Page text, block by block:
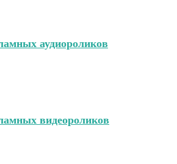
аудиороликов
видеороликов